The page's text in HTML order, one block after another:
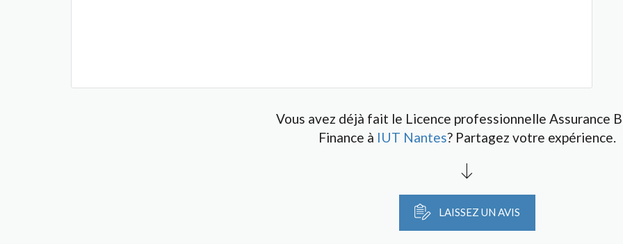
Vous avez déjà fait le Licence professionnelle Assurance
Finance à IUT Nantes? Partagez votre expérience.
LAISSEZ UN AVIS